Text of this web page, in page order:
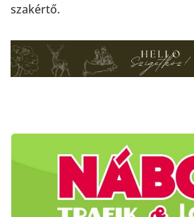
szakértő.